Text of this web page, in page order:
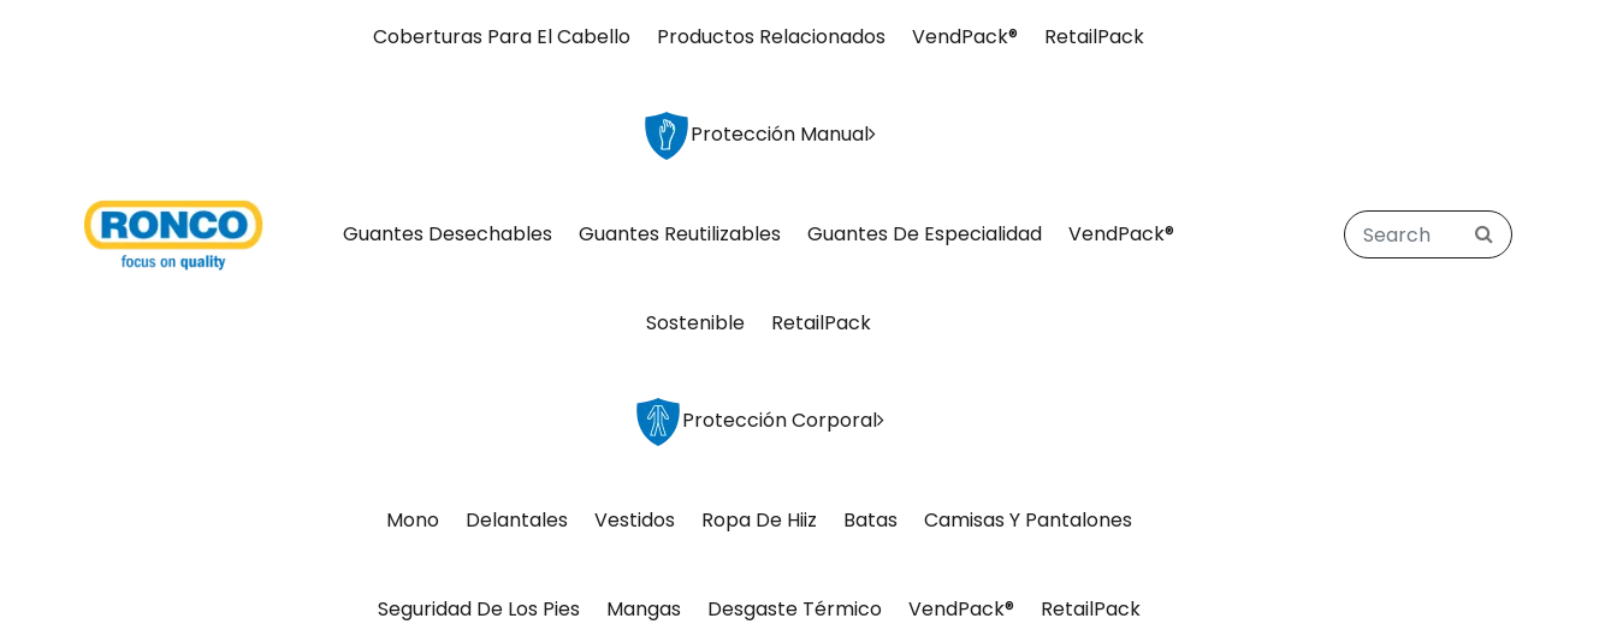
Coberturas Para El Cabello Productos Relacionados VendPack® RetailPack
Protección Manual
Guantes Desechables Guantes Reutilizables Guantes De Especialidad VendPack®
Sostenible RetailPack
Protección Corporal
Mono Delantales Vestidos Ropa De Hiiz Batas Camisas Y Pantalones
Seguridad De Los Pies Mangas Desgaste Térmico VendPack® RetailPack